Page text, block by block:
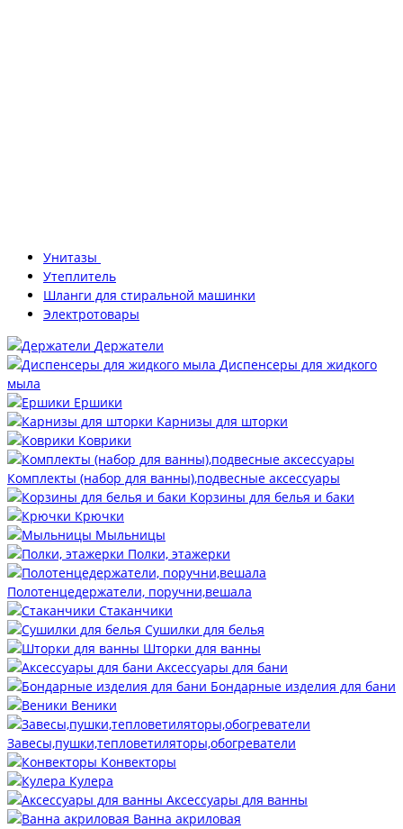
Унитазы
Утеплитель
Шланги для стиральной машинки
Электротовары
Держатели
Диспенсеры для жидкого
мыла
Ершики
Карнизы для шторки
Коврики
Комплекты (набор для ванны),подвесные аксессуары
Корзины для белья и баки
Крючки
Мыльницы
Полки, этажерки
Полотенцедержатели, поручни,вешала
Стаканчики
Сушилки для белья
Шторки для ванны
Аксессуары для бани
Бондарные изделия для бани
Веники
Завесы,пушки,тепловетиляторы,обогреватели
Конвекторы
Кулера
Аксессуары для ванны
Ванна акриловая